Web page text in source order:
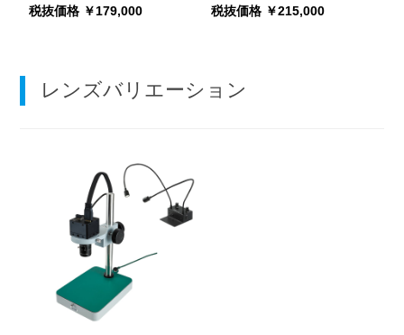
税抜価格 ￥179,000
税抜価格 ￥215,000
レンズバリエーション